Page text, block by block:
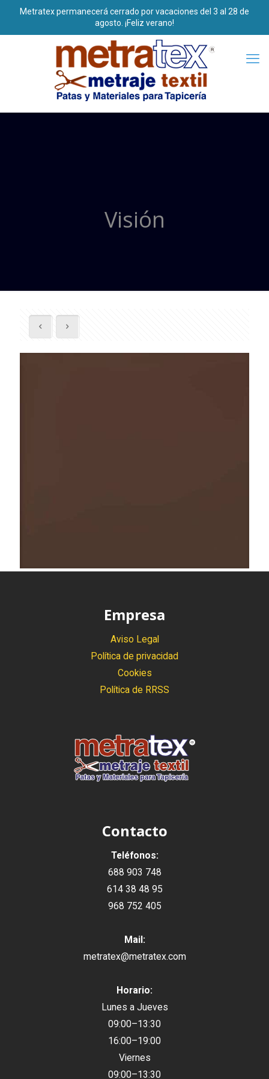
Visión
Empresa
Aviso Legal
Política de privacidad
Cookies
Política de RRSS
Contacto
Teléfonos:
688 903 748
614 38 48 95
968 752 405
Mail:
metratex@metratex.com
Horario:
Lunes a Jueves
09:00–13:30
16:00–19:00
Viernes
09:00–13:30